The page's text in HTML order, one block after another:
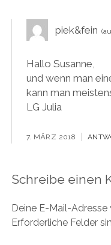
piek&fein
Hallo Susanne,
und wenn man
kann man
LG Julia
7. MÄRZ 2018
Schreibe einen
Deine E-Mail-
Erforderliche Felder